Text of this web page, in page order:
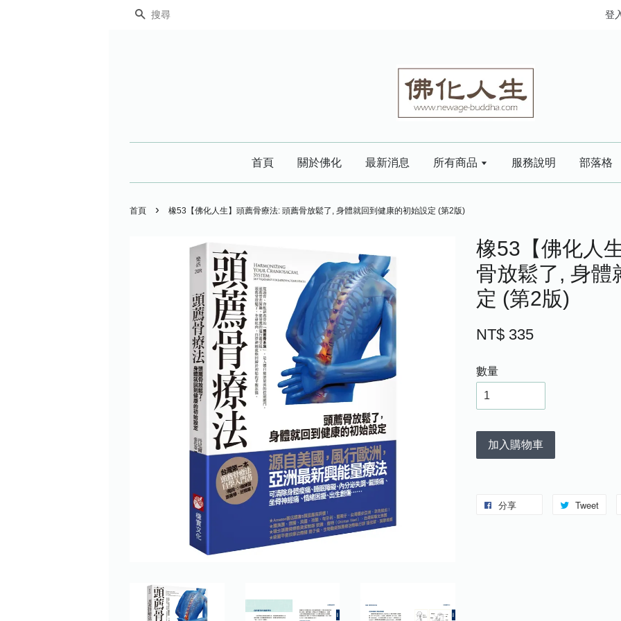
搜尋 登
首頁 關於佛化 最新消息 所有商品 服務說明 部落格
首頁 › 橡53【佛化人生】頭薦骨療法: 頭薦骨放鬆了, 身體就回到健康的初始設定 (第2版)
橡53【佛化人
骨放鬆了, 身體
定 (第2版)
NT$ 335
數量
加入購物車
分享 Tweet